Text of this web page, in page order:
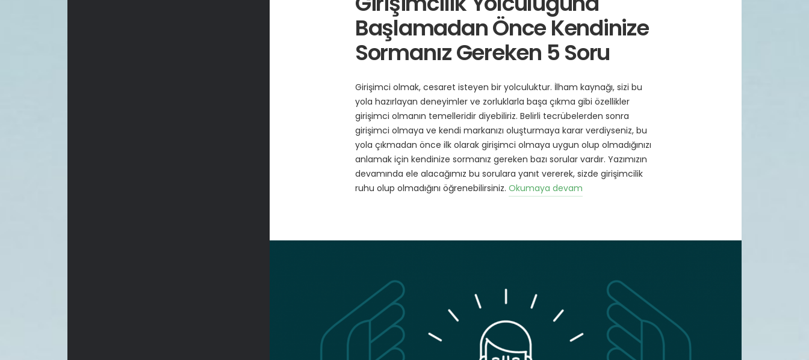
g
e
Başlamadan Önce Kendinize
Sormanız Gereken 5 Soru
Girişimci olmak, cesaret isteyen bir yolculuktur. İlham kaynağı, sizi bu
yola hazırlayan deneyimler ve zorluklarla başa çıkma gibi özellikler
girişimci olmanın temelleridir diyebiliriz. Belirli tecrübelerden sonra
girişimci olmaya ve kendi markanızı oluşturmaya karar verdiyseniz, bu
yola çıkmadan önce ilk olarak girişimci olmaya uygun olup olmadığınızı
anlamak için kendinize sormanız gereken bazı sorular vardır. Yazımızın
devamında ele alacağımız bu sorulara yanıt vererek, sizde girişimcilik
ruhu olup olmadığını öğrenebilirsiniz. Okumaya devam